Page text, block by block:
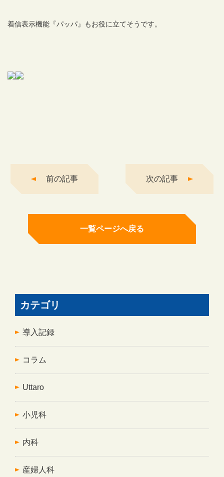
着信表示機能『パッパ』もお役に立てそうです。
前の記事 次の記事
一覧ページへ戻る
カテゴリ
導入記録
コラム
Uttaro
小児科
内科
産婦人科